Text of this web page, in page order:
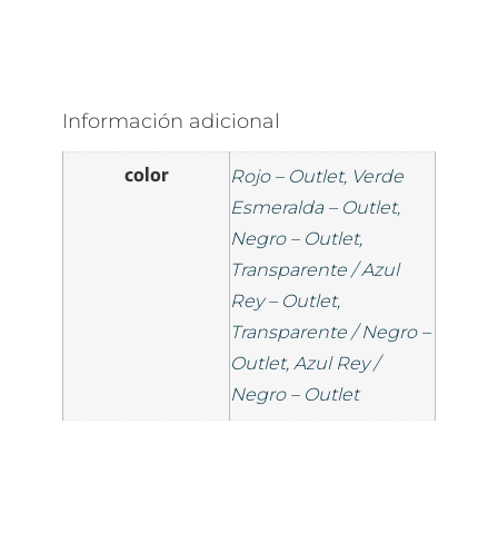
Información adicional
color
Rojo – Outlet, Verde
Esmeralda – Outlet,
Negro – Outlet,
Transparente / Azul
Rey – Outlet,
Transparente / Negro –
Outlet, Azul Rey /
Negro – Outlet